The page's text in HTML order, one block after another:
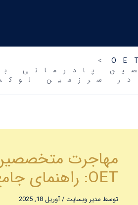
سرزمین
مهاجرت متخصصین
OET: راهنمای جامع موفقیت در سرزمین لوکس
توسط مدیر وبسایت/آوریل 18, 2025